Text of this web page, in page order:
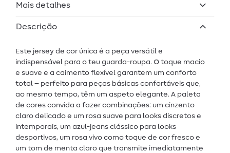
Mais detalhes
Descrição
Este jersey de cor única é a peça versátil e
indispensável para o teu guarda-roupa. O toque macio
e suave e a caimento flexível garantem um conforto
total – perfeito para peças básicas confortáveis que,
ao mesmo tempo, têm um aspeto elegante. A paleta
de cores convida a fazer combinações: um cinzento
claro delicado e um rosa suave para looks discretos e
intemporais, um azul-jeans clássico para looks
desportivos, um rosa vivo como toque de cor fresco e
um tom de menta claro que transmite imediatamente